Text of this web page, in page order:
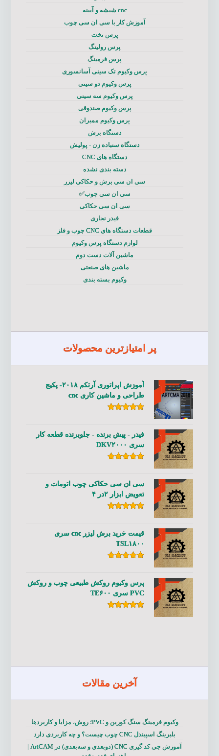
cnc شیشه و آیینه
آموزش کار با سی ان سی چوب
پرس تخت
پرس رولینگ
پرس فرمینگ
پرس وکیوم تک سینی آسانسوری
پرس وکیوم دو سینی
پرس وکیوم سه سینی
پرس وکیوم صندوقی
پرس وکیوم ممبران
دستگاه برش
دستگاه سنباده زن - پولیش
دستگاه های CNC
دسته بندی نشده
سی ان سی برش و حکاکی لیزر
سی ان سی چوب✅
سی ان سی حکاکی
فیدر نجاری
قطعات دستگاه های CNC چوب و فلز
لوازم دستگاه پرس وکیوم
ماشین آلات دست دوم
ماشین های صنعتی
وکیوم بسته بندی
پر امتیازترین محصولات
آموزش اپراتوری آرتکم ۲۰۱۸- پکیج
طراحی و ماشین کاری cnc
فیدر - پیش برنده - جلوبرنده قطعه کار
سری DKV۲۰۰۰
سی ان سی حکاکی چوب اتومات و
تعویض ابزار ۲در ۴
قیمت خرید برش لیزر cnc سری
TSL۱۸۰۰
پرس وکیوم روکش طبیعی چوب و روکش
PVC سری TE۶۰۰
آخرین مقالات
وکیوم فرمینگ سنگ کورین و PVC؛ روش، مزایا و کاربردها
بلبرینگ اسپیندل CNC چوب چیست؟ و چه کاربردی دارد
آموزش جی کد گیری CNC (دوبعدی و سه‌بعدی) در ArtCAM |